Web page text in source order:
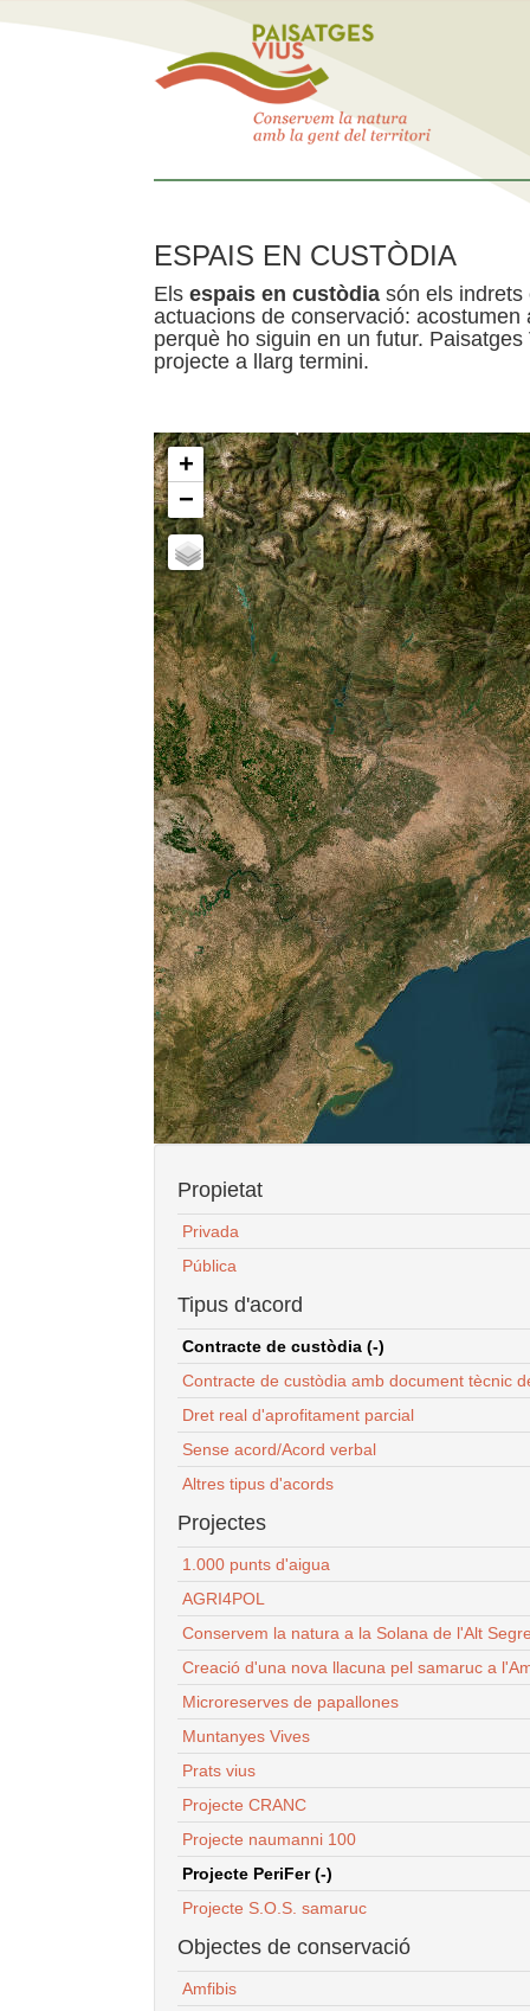
ESPAIS EN CUSTÒDIA
Els espais en custòdia són els indrets
actuacions de conservació:
perquè ho siguin en un futur.
projecte a llarg termini.
+
−
Propietat
Privada
Pública
Tipus d'acord
Contracte de custòdia (-)
Contracte de custòdia amb document tècnic
Dret real d'aprofitament parcial
Sense acord/Acord verbal
Altres tipus d'acords
Projectes
1.000 punts d'aigua
AGRI4POL
Conservem la natura a la Solana de l'Alt
Creació d'una nova llacuna pel samaruc a
Microreserves de papallones
Muntanyes Vives
Prats vius
Projecte CRANC
Projecte naumanni 100
Projecte PeriFer (-)
Projecte S.O.S. samaruc
Objectes de conservació
Amfibis